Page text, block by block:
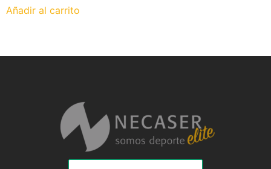
Añadir al carrito